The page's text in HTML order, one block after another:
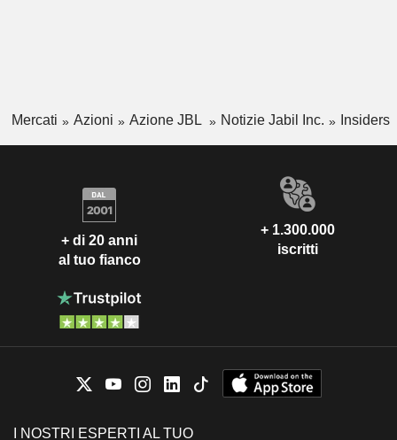
Mercati Azioni Azione JBL Notizie Jabil Inc. Insiders
+ di 20 anni
al tuo fianco
+ 1.300.000
iscritti
I NOSTRI ESPERTI AL TUO